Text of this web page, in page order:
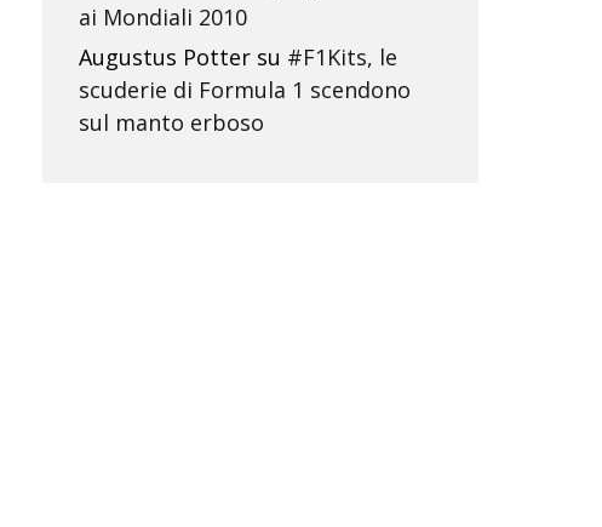
ai Mondiali 2010
Augustus Potter su #F1Kits, le
scuderie di Formula 1 scendono
sul manto erboso